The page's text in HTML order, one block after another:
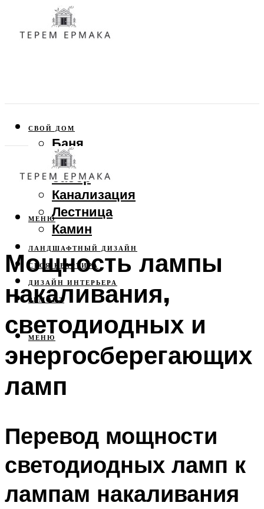
СВОЙ ДОМ
Баня
Веранда
Забор
Канализация
Лестница
Камин
ЛАНДШАФТНЫЙ ДИЗАЙН
СВОЯ КВАРТИРА
ДИЗАЙН ИНТЕРЬЕРА
РЕМОНТ
МЕНЮ
МЕНЮ
Мощность лампы
накаливания,
светодиодных и
энергосберегающих
ламп
Перевод мощности
светодиодных ламп к
лампам накаливания